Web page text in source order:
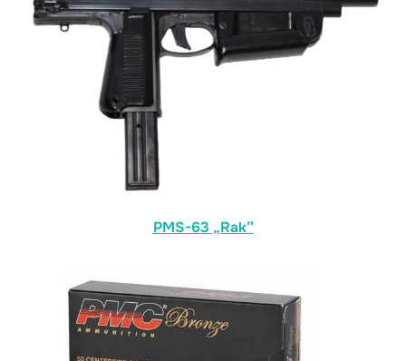
PMS-63 „Rak”